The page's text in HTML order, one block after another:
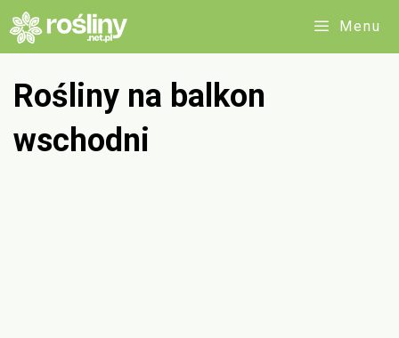
Przejdź
do
Menu
Rośliny na balkon
wschodni